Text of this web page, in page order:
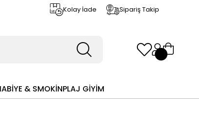
Kolay İade Sipariş Takip
ABİYE & SMOKİNPLAJ GİYİM